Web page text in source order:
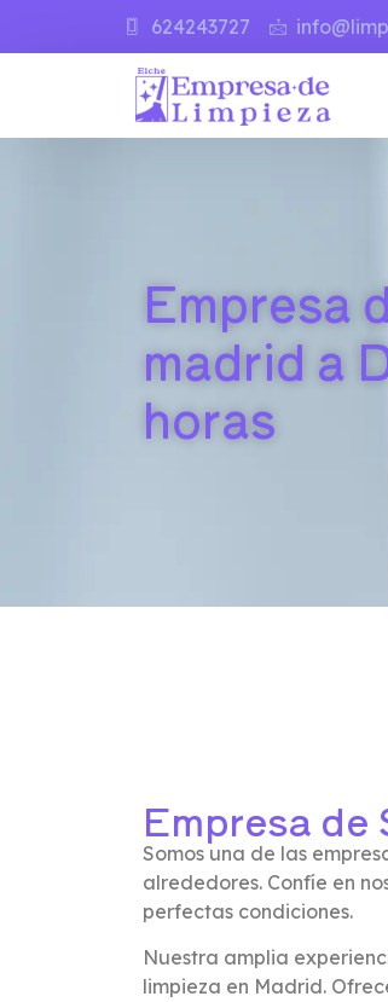
624243727
Empresa
madrid a
horas
Empresa de
Somos una de las
alrededores. Confíe en
perfectas condiciones.
Nuestra amplia
limpieza en Madrid.